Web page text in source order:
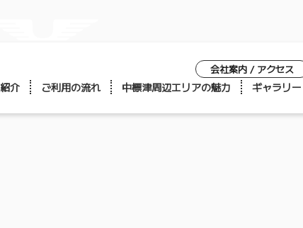
会社案内 / アクセス
介 ご利用の流れ 中標津周辺エリアの魅力 ギャラリー
ラリー